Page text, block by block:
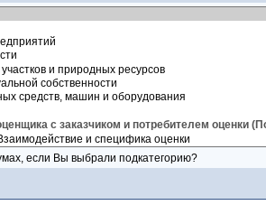
если Вы выбрали подкатегорию?